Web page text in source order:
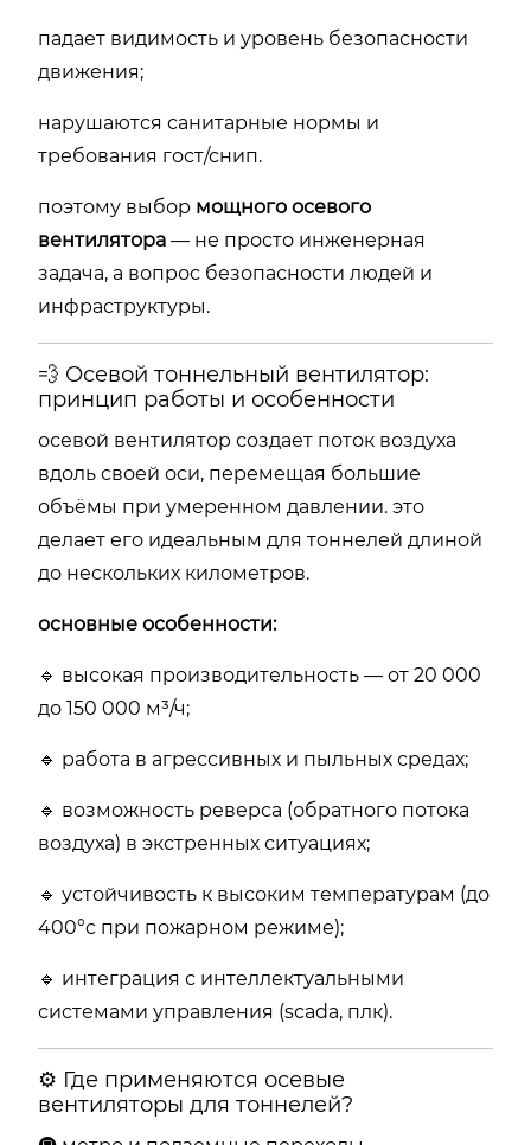
падает видимость и уровень безопасности
движения;
нарушаются санитарные нормы и
требования гост/снип.
поэтому выбор мощного осевого
вентилятора — не просто инженерная
задача, а вопрос безопасности людей и
инфраструктуры.
💨 Осевой тоннельный вентилятор:
принцип работы и особенности
осевой вентилятор создает поток воздуха
вдоль своей оси, перемещая большие
объёмы при умеренном давлении. это
делает его идеальным для тоннелей длиной
до нескольких километров.
основные особенности:
🔹 высокая производительность — от 20 000
до 150 000 м³/ч;
🔹 работа в агрессивных и пыльных средах;
🔹 возможность реверса (обратного потока
воздуха) в экстренных ситуациях;
🔹 устойчивость к высоким температурам (до
400°c при пожарном режиме);
🔹 интеграция с интеллектуальными
системами управления (scada, плк).
⚙️ Где применяются осевые
вентиляторы для тоннелей?